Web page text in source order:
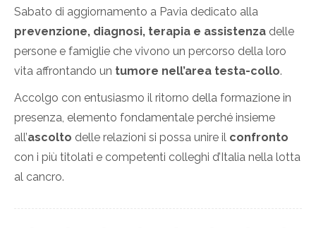
Sabato di aggiornamento a Pavia dedicato alla
prevenzione, diagnosi, terapia e assistenza delle
persone e famiglie che vivono un percorso della loro
vita affrontando un tumore nell’area testa-collo.
Accolgo con entusiasmo il ritorno della formazione in
presenza, elemento fondamentale perché insieme
all’ascolto delle relazioni si possa unire il confronto
con i più titolati e competenti colleghi d’Italia nella lotta
al cancro.